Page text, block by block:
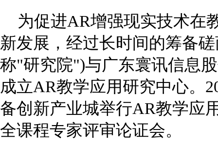
为促进AR增强现实技术在
新发展，经过长时间的筹备
称"研究院")与广东寰讯信息
成立AR教学应用研究中心。
备创新产业城举行AR教学应
全课程专家评审论证会。